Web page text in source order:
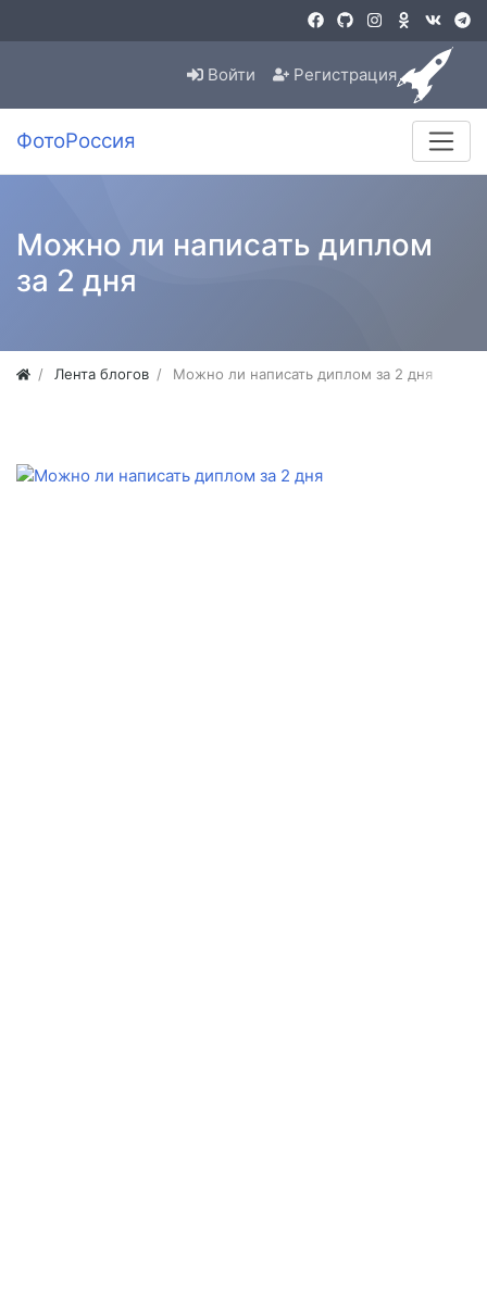
Войти Регистрация
ФотоРоссия
Можно ли написать диплом
за 2 дня
Лента блогов Можно ли написать диплом за 2 дня